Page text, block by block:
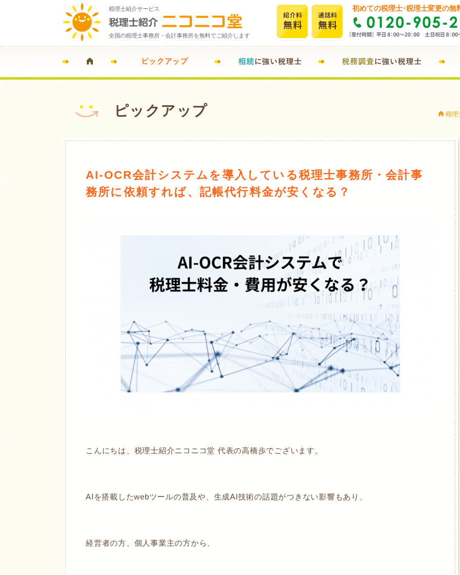
税理士紹介サービス
全国の税理士事務所・会計事務所を無料でご紹介します
初めての税理士･税理士変更の無
ピックアップ A 税理
AI-OCR会計システムを導入している税理士事務所・会計事
務所に依頼すれば、記帳代行料金が安くなる？
こんにちは、税理士紹介ニコニコ堂 代表の高橋歩でございます。
AIを搭載したwebツールの普及や、生成AI技術の話題がつきない影響もあり、
経営者の方、個人事業主の方から、